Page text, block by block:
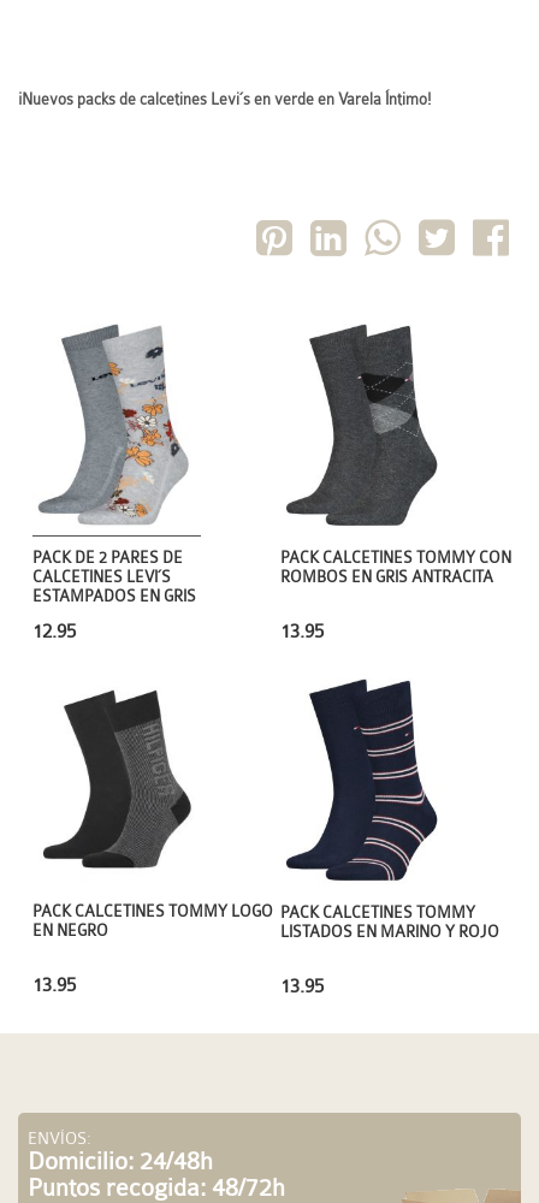
¡Nuevos packs de calcetines Levi´s en verde en Varela Íntimo!
PACK CALCETINES TOMMY CON
ROMBOS EN GRIS ANTRACITA
13.95
PACK DE 2 PARES DE
CALCETINES LEVI´S
ESTAMPADOS EN GRIS
12.95
PACK CALCETINES TOMMY
LISTADOS EN MARINO Y ROJO
13.95
PACK CALCETINES TOMMY LOGO
EN NEGRO
13.95
ENVÍOS:
Domicilio: 24/48h
Puntos recogida: 48/72h